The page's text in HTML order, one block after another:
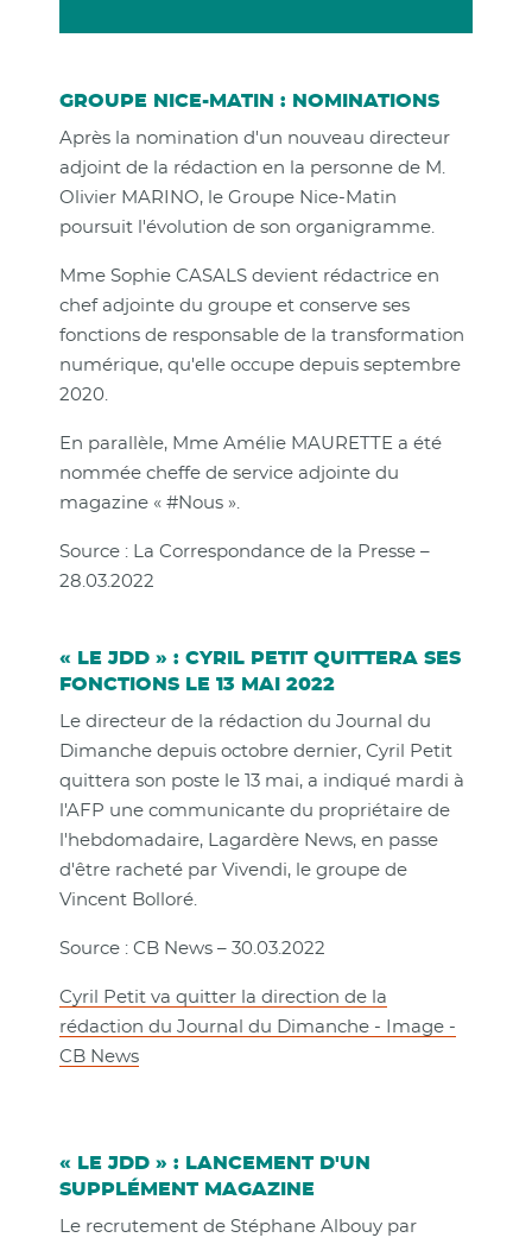
GROUPE NICE-MATIN : NOMINATIONS
Après la nomination d'un nouveau directeur
adjoint de la rédaction en la personne de M.
Olivier MARINO, le Groupe Nice-Matin
poursuit l'évolution de son organigramme.
Mme Sophie CASALS devient rédactrice en
chef adjointe du groupe et conserve ses
fonctions de responsable de la transformation
numérique, qu'elle occupe depuis septembre
2020.
En parallèle, Mme Amélie MAURETTE a été
nommée cheffe de service adjointe du
magazine « #Nous ».
Source : La Correspondance de la Presse –
28.03.2022
« LE JDD » : CYRIL PETIT QUITTERA SES
FONCTIONS LE 13 MAI 2022
Le directeur de la rédaction du Journal du
Dimanche depuis octobre dernier, Cyril Petit
quittera son poste le 13 mai, a indiqué mardi à
l'AFP une communicante du propriétaire de
l'hebdomadaire, Lagardère News, en passe
d'être racheté par Vivendi, le groupe de
Vincent Bolloré.
Source : CB News – 30.03.2022
Cyril Petit va quitter la direction de la
rédaction du Journal du Dimanche - Image -
CB News
« LE JDD » : LANCEMENT D'UN
SUPPLÉMENT MAGAZINE
Le recrutement de Stéphane Albouy par